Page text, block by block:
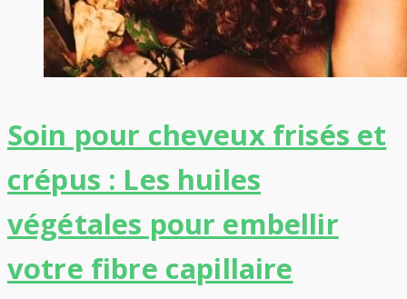
Soin pour cheveux frisés et
crépus : Les huiles
végétales pour embellir
votre fibre capillaire